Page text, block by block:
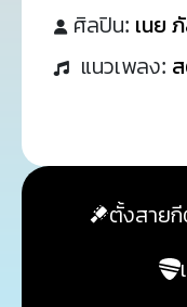
ศิลปิน: เนย
แนวเพลง:
ตั้งสายกี